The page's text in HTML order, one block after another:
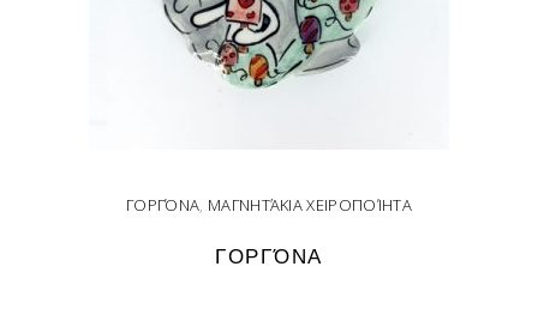
ΓΟΡΓΌΝΑ, ΜΑΓΝΗΤΆΚΙΑ ΧΕΙΡΟΠΟΊΗΤΑ
ΓΟΡΓΌΝΑ